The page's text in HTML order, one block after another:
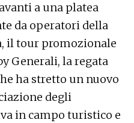
a una platea
da operatori della
il tour promozionale
Generali, la regata
ha stretto un nuovo
degli
in campo turistico e